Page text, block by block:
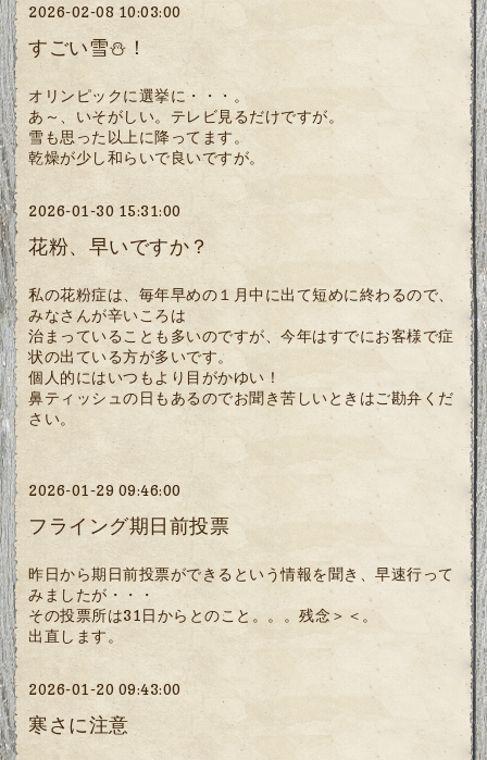
2026-02-08 10:03:00
すごい雪⛄！
オリンピックに選挙に・・・。
あ～、いそがしい。テレビ見るだけですが。
雪も思った以上に降ってます。
乾燥が少し和らいで良いですが。
2026-01-30 15:31:00
花粉、早いですか？
私の花粉症は、毎年早めの１月中に出て短めに終わるので、
みなさんが辛いころは
治まっていることも多いのですが、今年はすでにお客様で症
状の出ている方が多いです。
個人的にはいつもより目がかゆい！
鼻ティッシュの日もあるのでお聞き苦しいときはご勘弁くだ
さい。
2026-01-29 09:46:00
フライング期日前投票
昨日から期日前投票ができるという情報を聞き、早速行って
みましたが・・・
その投票所は31日からとのこと。。。残念＞＜。
出直します。
2026-01-20 09:43:00
寒さに注意